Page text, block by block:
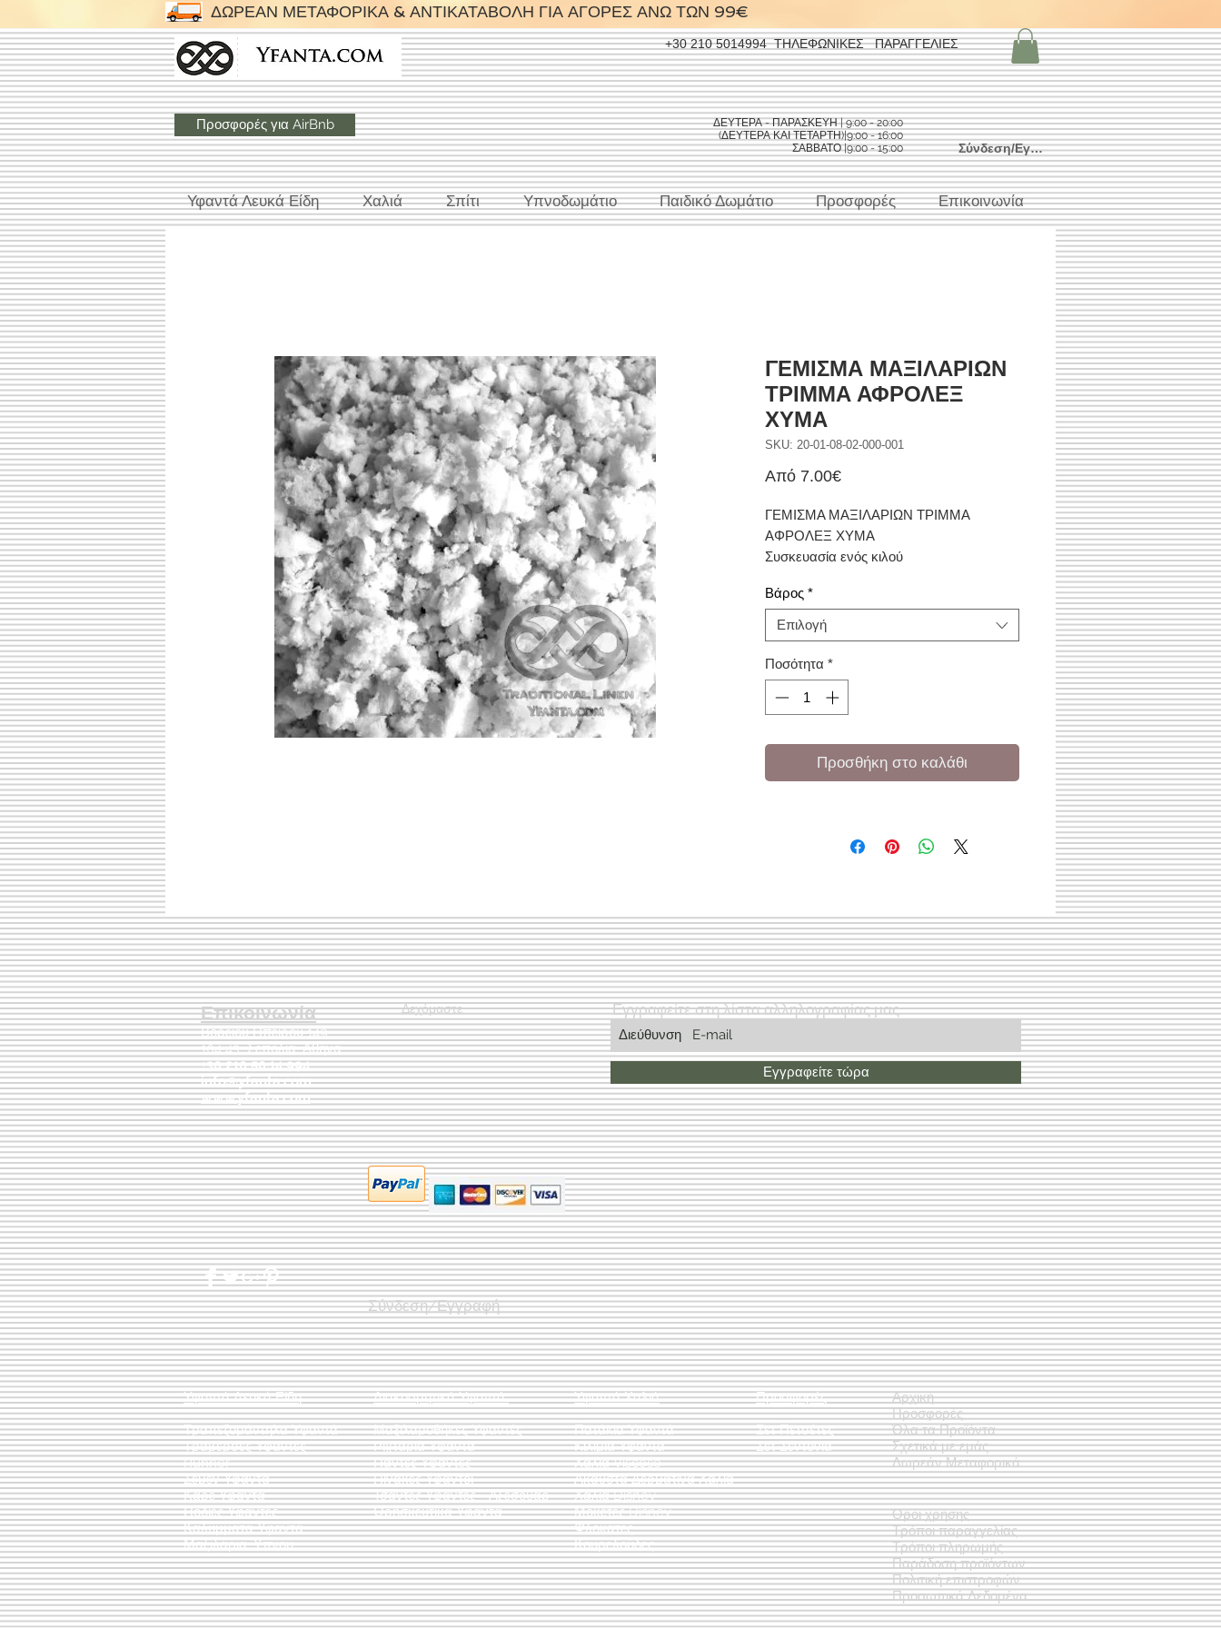
ΔΩΡΕΑΝ ΜΕΤΑΦΟΡΙΚΑ & ΑΝΤΙΚΑΤΑΒΟΛΗ ΓΙΑ ΑΓΟΡΕΣ ΑΝΩ ΤΩΝ 99€
+30 210 5014994 ΤΗΛΕΦΩΝΙΚΕΣ ΠΑΡΑΓΓΕΛΙΕΣ
Προσφορές για AirBnb
ΔΕΥΤΕΡΑ - ΠΑΡΑΣΚΕΥΗ | 9:00 - 20:00
(ΔΕΥΤΕΡΑ ΚΑΙ ΤΕΤΑΡΤΗ)|9:00 - 16:00
ΣΑΒΒΑΤΟ |9:00 - 15:00
Σύνδεση/Εγγραφή
Υφαντά Λευκά Είδη Χαλιά Σπίτι Υπνοδωμάτιο Παιδικό Δωμάτιο Προσφορές Επικοινωνία
ΓΕΜΙΣΜΑ ΜΑΞΙΛΑΡΙΩΝ
ΤΡΙΜΜΑ ΑΦΡΟΛΕΞ
ΧΥΜΑ
SKU: 20-01-08-02-000-001
Από 7.00€Τιμή
ΓΕΜΙΣΜΑ ΜΑΞΙΛΑΡΙΩΝ ΤΡΙΜΜΑ
ΑΦΡΟΛΕΞ ΧΥΜΑ
Συσκευασία ενός κιλού
Βάρος *
Επιλογή
Ποσότητα *
Προσθήκη στο καλάθι
Επικοινωνία
Βορείου Ηπείρου 149
104 43Σεπόλια,Αθήνα
+30 210 50.14.994
info@yfanta.com
www.yfanta.com
Δεχόμαστε Εγγραφείτε στη λίστα αλληλογραφίας μας
Εγγραφείτε τώρα
Σύνδεση/Εγγραφή
Όροι χρήσης
Τρόποι παραγγελίας
Τρόποι πληρωμής
Παράδοση προϊόντων
Πολιτική επιστροφών
Προσωπικά Δεδομένα
Διακοσμητικά Υφαντά
Μαξιλαροθήκες Υφαντές
Ριχτάρια Υφαντά
Πάντες Υφαντές
Πίνακες Υφαντοί
Τσάντες Υφαντές - Αξεσουάρ
Θρησκευτικά Υφαντά
Υφαντά Λευκά Είδη
Τραπεζομάντηλα Υφαντά
Τραβέρσες Υφαντές
Runner
Σεμέν Υφαντά
Καρέ Υφαντά
Ποδιές Υφαντές
Καλύμματα Υφαντά
Μαξιλάρια Ύπνου
Προσφορές
Σετ Πετσέτες
Σετ Σεντόνια
Αρχική
Προσφορές
Όλα τα Προϊόντα
Σχετικά με εμάς
Δωρεάν Μεταφορικά
Υφαντά Χαλιά
Πατάκια Υφαντά
Κιλίμια Υφαντά
Χαλιά Viscose
Άκαυστα Δερμάτινα Χαλιά
Χαλιά Disney
Μοκέτες Disney
Φλοκάτες
Κουρελούδες